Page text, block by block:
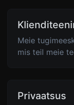
Meie
mis teil meie
Privaatsus